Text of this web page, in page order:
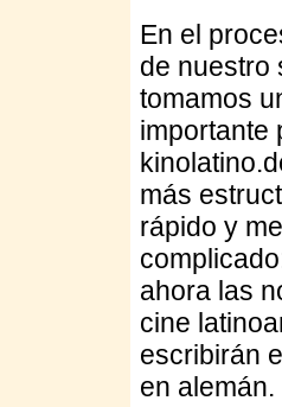
En el
de nuestro
tomamos
importante
más
rápido y
ahora las
cine
escribirán
en alemán.